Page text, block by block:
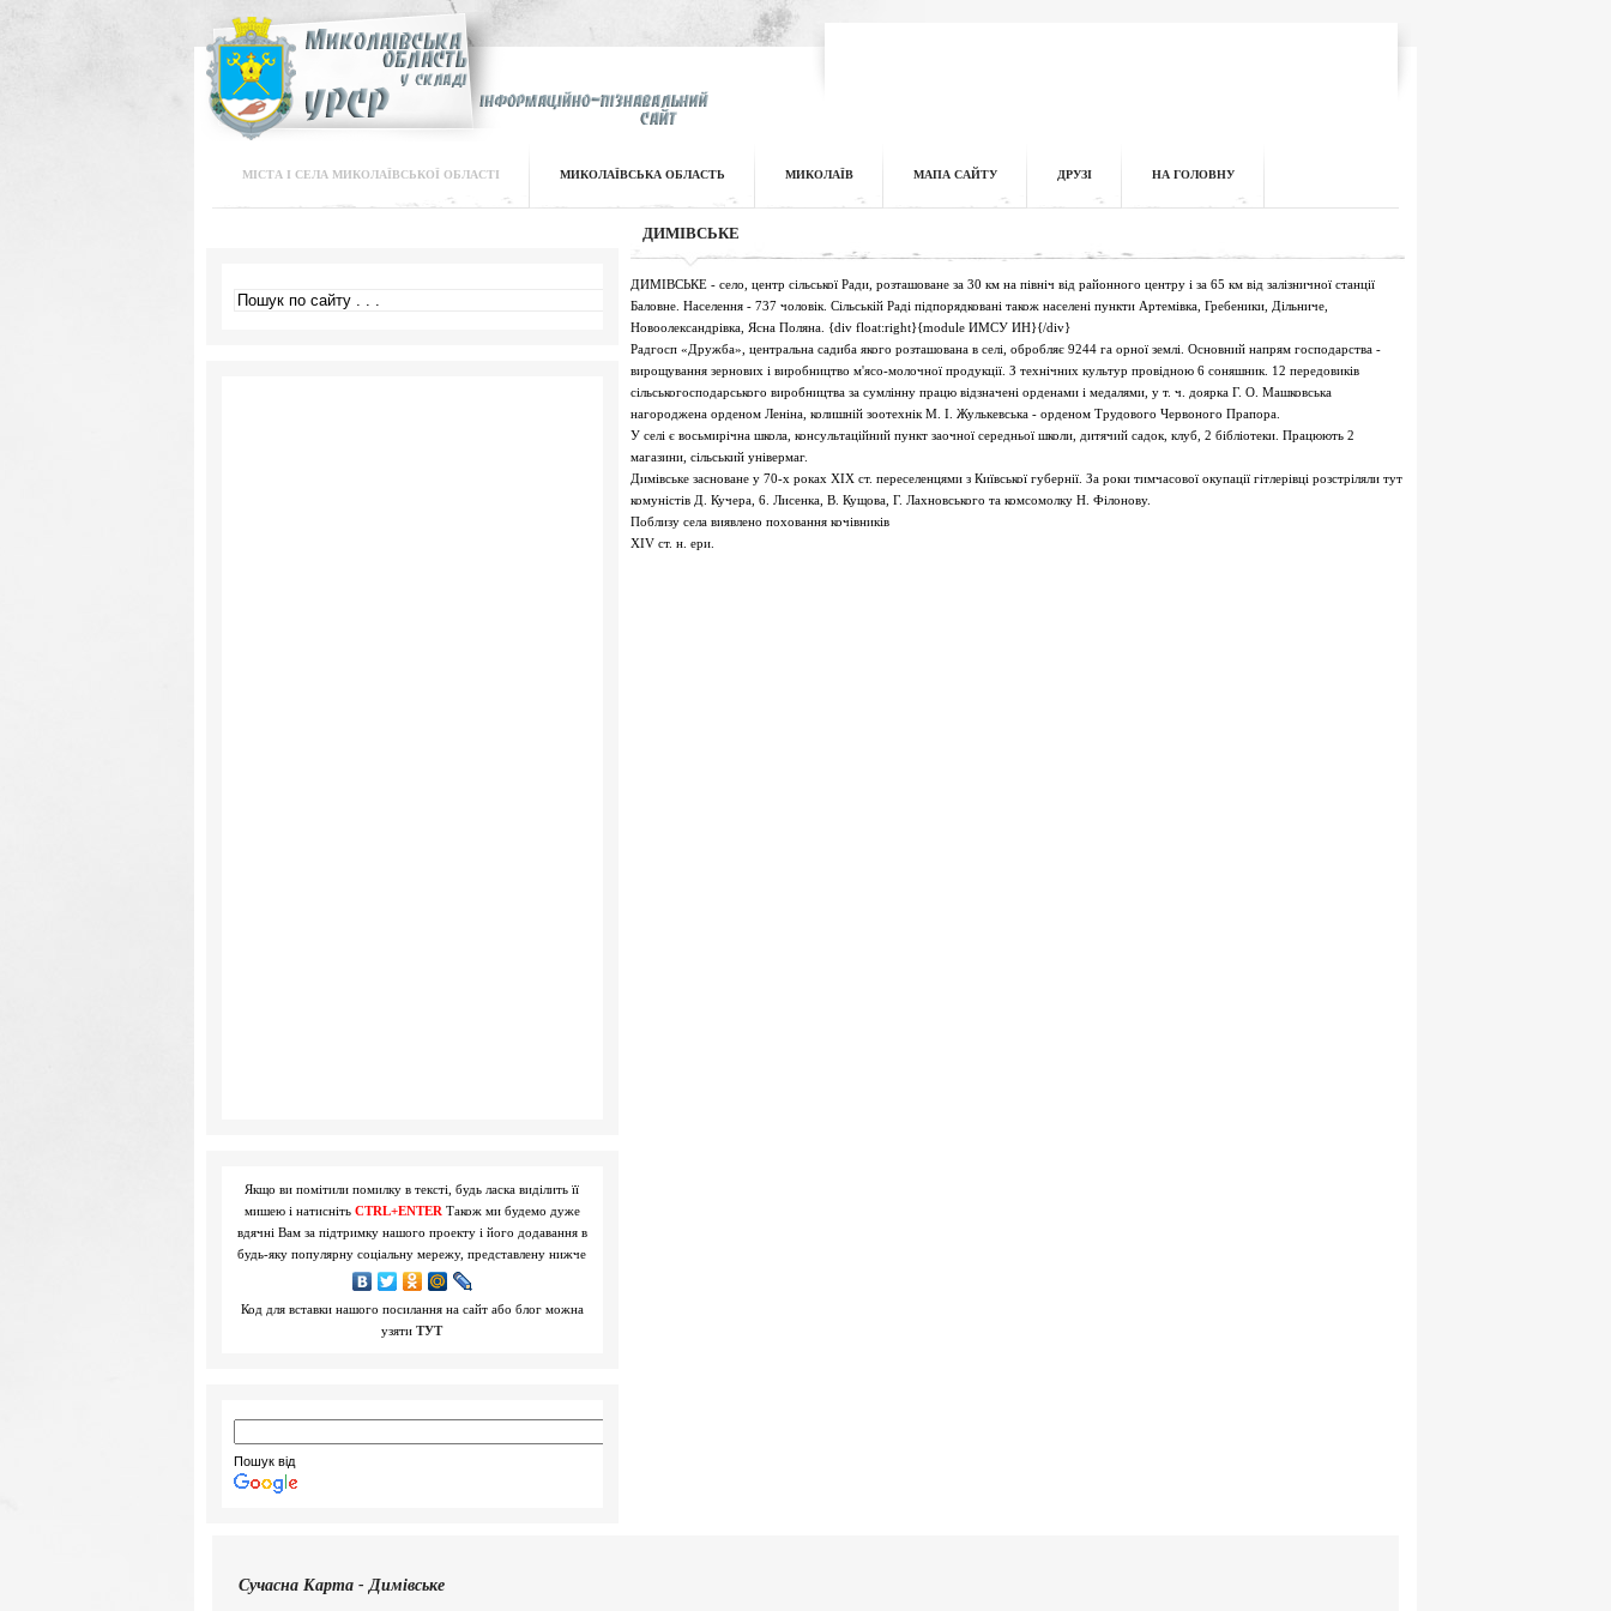
МІСТА І СЕЛА МИКОЛАЇВСЬКОЇ ОБЛАСТІ МИКОЛАЇВСЬКА ОБЛАСТЬ МИКОЛАЇВ МАПА САЙТУ ДРУЗІ НА ГОЛОВНУ
Якщо ви помітили помилку в тексті, будь ласка виділить її
мишею і натисніть CTRL+ENTER Також ми будемо дуже
вдячні Вам за підтримку нашого проекту і його додавання в
будь-яку популярну соціальну мережу, представлену нижче
Код для вставки нашого посилання на сайт або блог можна
узяти ТУТ
Пошук від
ДИМІВСЬКЕ
ДИМІВСЬКЕ - село, центр сільської Ради, розташоване за 30 км на північ від районного центру і за 65 км від залізничної станції
Баловне. Населення - 737 чоловік. Сільській Раді підпорядковані також населені пункти Артемівка, Гребеники, Дільниче,
Новоолександрівка, Ясна Поляна. {div float:right}{module ИМСУ ИН}{/div}
Радгосп «Дружба», центральна садиба якого розташована в селі, обробляє 9244 га орної землі. Основний напрям господарства -
вирощування зернових і виробництво м'ясо-молочної продукції. З технічних культур провідною 6 соняшник. 12 передовиків
сільськогосподарського виробництва за сумлінну працю відзначені орденами і медалями, у т. ч. доярка Г. О. Машковська
нагороджена орденом Леніна, колишній зоотехнік М. І. Жулькевська - орденом Трудового Червоного Прапора.
У селі є восьмирічна школа, консультаційний пункт заочної середньої школи, дитячий садок, клуб, 2 бібліотеки. Працюють 2
магазини, сільський універмаг.
Димівське засноване у 70-х роках XIX ст. переселенцями з Київської губернії. За роки тимчасової окупації гітлерівці розстріляли тут
комуністів Д. Кучера, 6. Лисенка, В. Кущова, Г. Лахновського та комсомолку Н. Філонову.
Поблизу села виявлено поховання кочівників
XIV ст. н. ери.
Сучасна Карта - Димівське